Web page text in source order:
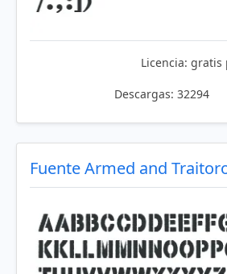
Licencia: gratis
Descargas: 32294
Fuente Armed and